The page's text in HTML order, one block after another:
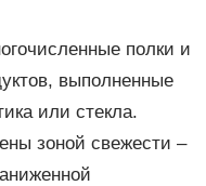
полки и
выполненные
или стекла.
зоной свежести –